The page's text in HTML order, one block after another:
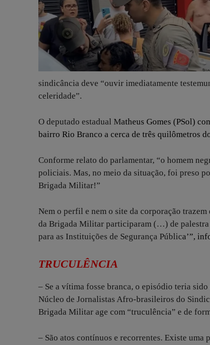
sindicância deve “ouvir imediatamente
celeridade”.
O deputado estadual Matheus Gomes (PSol)
bairro Rio Branco a cerca de três quilômetros
Conforme relato do parlamentar, “o homem
policiais. Mas, no meio da situação, foi preso
Brigada Militar!”
Nem o perfil e nem o site da corporação
da Brigada Militar participaram (…) de palestra
para as Instituições de Segurança Pública’”,
TRUCULÊNCIA
– Se a vítima fosse branca, o episódio teria
Núcleo de Jornalistas Afro-brasileiros do
Brigada Militar age com “truculência” e de
– São atos contínuos e recorrentes. Existe